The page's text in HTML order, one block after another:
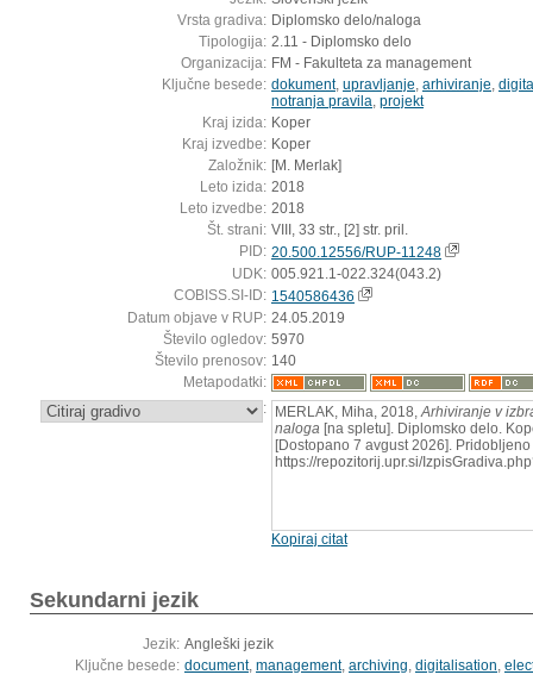
Vrsta gradiva: Diplomsko delo/naloga
Tipologija: 2.11 - Diplomsko delo
Organizacija: FM - Fakulteta za management
Ključne besede: dokument, upravljanje arhiviranje
notranja pravila projekt
Kraj izida: Koper
Kraj izvedbe: Koper
Založnik: [M. Merlak]
Leto izida: 2018
Leto izvedbe: 2018
Št. strani: VIII, 33 str., [2] str. pril.
PID: 20.500.12556/RUP-11248
UDK: 005.921.1-022.324(043.2)
COBISS.SI-ID: 1540586436
Datum objave v RUP: 24.05.2019
Število ogledov: 5970
Število prenosov: 140
Metapodatki:
: MERLAK, Miha, 2018, Arhiviranje v
naloga [na spletu]. Diplomsko delo.
[Dostopano 7 avgust 2026]. Pridobljeno
https://repozitorij.upr.si/
Kopiraj citat
Sekundarni jezik
Jezik: Angleški jezik
Ključne besede: document, management, archiving, digitalisation,